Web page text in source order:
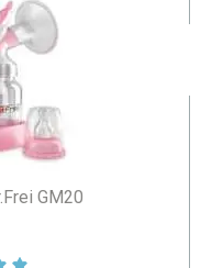
GM20